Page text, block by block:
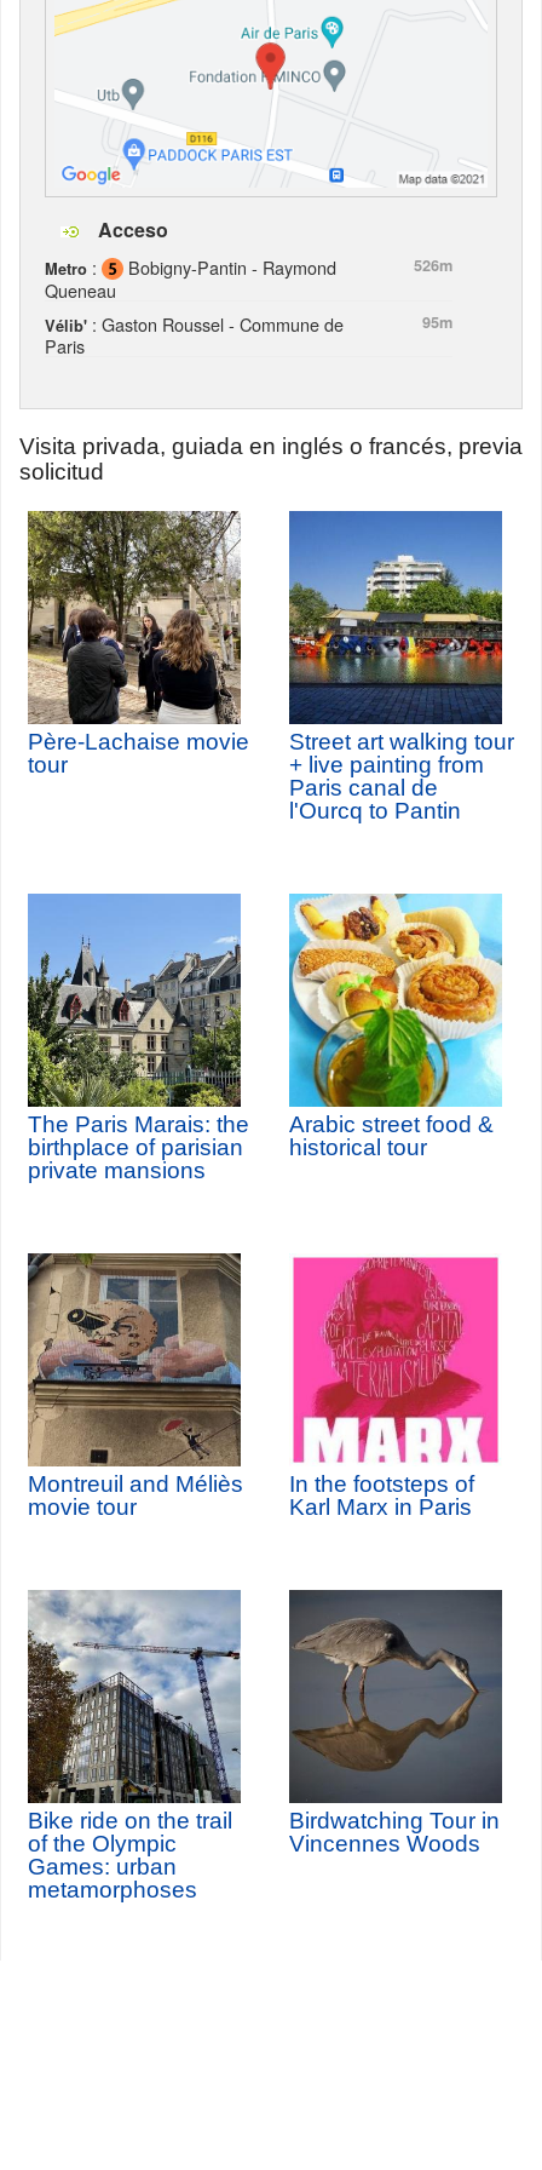
Acceso
Metro :
Bobigny-Pantin - Raymond
Queneau
526m
Vélib' : Gaston Roussel - Commune de
Paris
95m
Visita privada, guiada en inglés o francés, previa
solicitud
Père-Lachaise movie
tour
Street art walking tour
+ live painting from
Paris canal de
l'Ourcq to Pantin
The Paris Marais: the
birthplace of parisian
private mansions
Arabic street food &
historical tour
Montreuil and Méliès
movie tour
In the footsteps of
Karl Marx in Paris
Bike ride on the trail
of the Olympic
Games: urban
metamorphoses
Birdwatching Tour in
Vincennes Woods